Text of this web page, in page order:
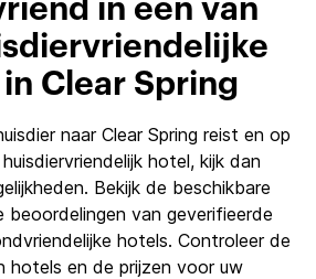
in een van
in Clear Spring
naar Clear Spring reist en op
hotel, kijk dan
Bekijk de beschikbare
van geverifieerde
hotels. Controleer de
hotels en de prijzen voor uw